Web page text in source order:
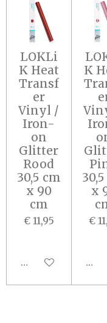
LOKLi
K Heat
Transf
er
Vinyl /
Iron-
on
Glitter
Rood
30,5 cm
x 90
cm
€ 11,95
In winkelwagen
K
x
€
In